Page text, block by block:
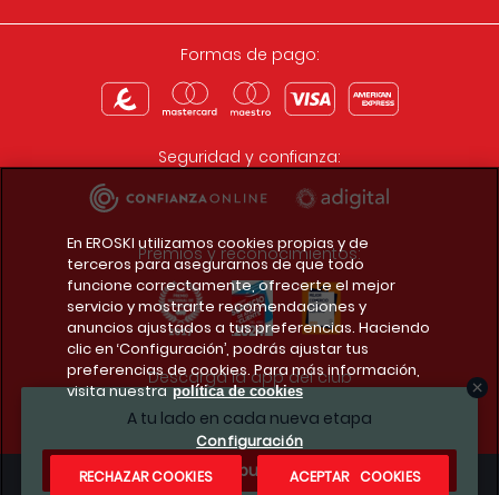
A tu lado en cada nueva etapa
¿Te apuntas?
Formas de pago:
Seguridad y confianza:
Premios y reconocimientos:
Descarga la app del club
En EROSKI utilizamos cookies propias y de
terceros para asegurarnos de que todo
funcione correctamente, ofrecerte el mejor
servicio y mostrarte recomendaciones y
anuncios ajustados a tus preferencias. Haciendo
clic en ‘Configuración’, podrás ajustar tus
preferencias de cookies. Para más información,
visita nuestra política de cookies
Configuración
RECHAZAR COOKIES
ACEPTAR COOKIES